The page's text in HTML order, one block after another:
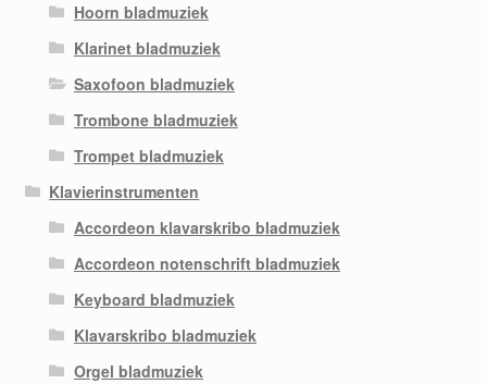
Hoorn bladmuziek
Klarinet bladmuziek
Saxofoon bladmuziek
Trombone bladmuziek
Trompet bladmuziek
Klavierinstrumenten
Accordeon klavarskribo bladmuziek
Accordeon notenschrift bladmuziek
Keyboard bladmuziek
Klavarskribo bladmuziek
Orgel bladmuziek